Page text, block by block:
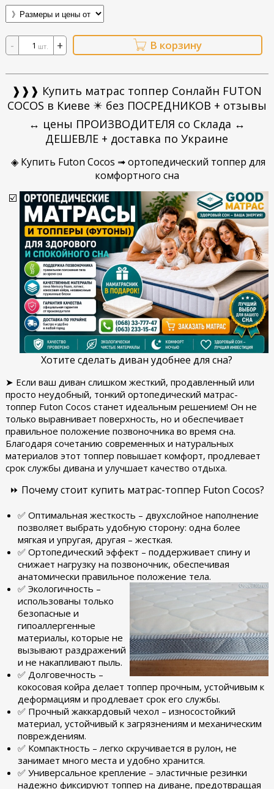
- +
шт. В корзину
❱❱❱ Купить матрас топпер Сонлайн FUTON
COCOS в Киеве ✴️ без ПОСРЕДНИКОВ + отзывы
↔ цены ПРОИЗВОДИТЕЛЯ со Склада ↔
ДЕШЕВЛЕ + доставка по Украине
◈ Купить Futon Cocos ➟ ортопедический топпер для
комфортного сна
☑️
Хотите сделать диван удобнее для сна?
➤ Если ваш диван слишком жесткий, продавленный или
просто неудобный, тонкий ортопедический матрас-
топпер Futon Cocos станет идеальным решением! Он не
только выравнивает поверхность, но и обеспечивает
правильное положение позвоночника во время сна.
Благодаря сочетанию современных и натуральных
материалов этот топпер повышает комфорт, продлевает
срок службы дивана и улучшает качество отдыха.
⏩ Почему стоит купить матрас-топпер Futon Cocos?
✅ Оптимальная жесткость – двухслойное наполнение
позволяет выбрать удобную сторону: одна более
мягкая и упругая, другая – жесткая.
✅ Ортопедический эффект – поддерживает спину и
снижает нагрузку на позвоночник, обеспечивая
анатомически правильное положение тела.
✅ Экологичность –
использованы только
безопасные и
гипоаллергенные
материалы, которые не
вызывают раздражений
и не накапливают пыль.
✅ Долговечность –
кокосовая койра делает топпер прочным, устойчивым к
деформациям и продлевает срок его службы.
✅ Прочный жаккардовый чехол – износостойкий
материал, устойчивый к загрязнениям и механическим
повреждениям.
✅ Компактность – легко скручивается в рулон, не
занимает много места и удобно хранится.
✅ Универсальное крепление – эластичные резинки
надежно фиксируют топпер на диване, предотвращая